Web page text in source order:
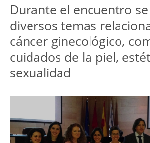
Durante el encuentro
diversos temas
cáncer ginecológico,
cuidados de la piel,
sexualidad